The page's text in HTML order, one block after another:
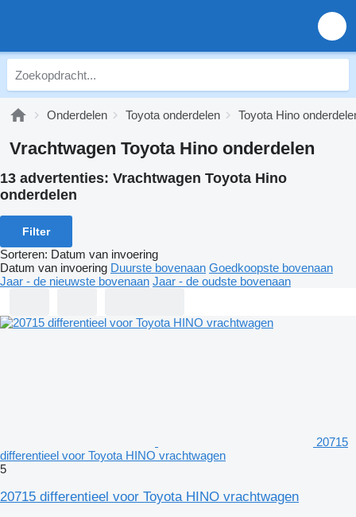
Onderdelen Toyota onderdelen Toyota Hino
Vrachtwagen Toyota Hino onderdelen
13 advertenties: Vrachtwagen Toyota Hino
onderdelen
Filter
Sorteren: Datum van invoering
Datum van invoering Duurste bovenaan Goedkoopste bovenaan
Jaar - de nieuwste bovenaan Jaar - de oudste bovenaan
20715
differentieel voor Toyota HINO vrachtwagen
5
20715 differentieel voor Toyota HINO vrachtwagen